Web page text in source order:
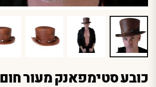
כובע סטימפאנק מעור חום